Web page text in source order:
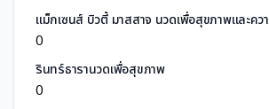
แม็กเซนส์ บิวตี้ มาสสาจ นวดเพื่อสุขภาพและคว
0
รินทร์ธารานวดเพื่อสุขภาพ
0